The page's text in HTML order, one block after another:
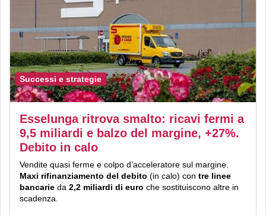
Successi e strategie
Esselunga ritrova smalto: ricavi fermi a
9,5 miliardi e balzo del margine, +27%.
Debito in calo
Vendite quasi ferme e colpo d’acceleratore sul margine.
Maxi rifinanziamento del debito (in calo) con tre linee
bancarie da 2,2 miliardi di euro che sostituiscono altre in
scadenza.